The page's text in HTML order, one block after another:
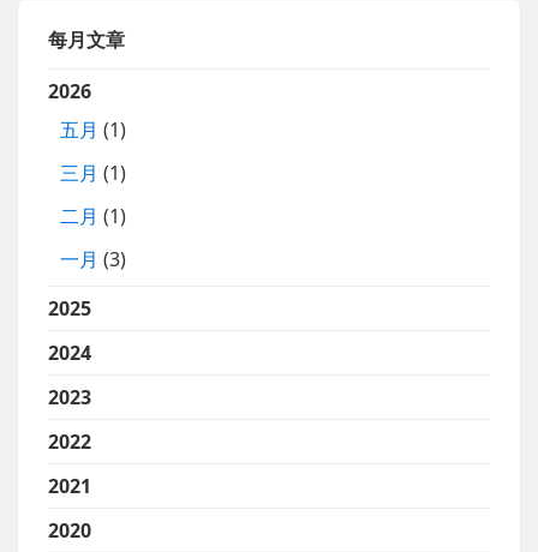
每月文章
2026
五月 (1)
三月 (1)
二月 (1)
一月 (3)
2025
2024
2023
2022
2021
2020